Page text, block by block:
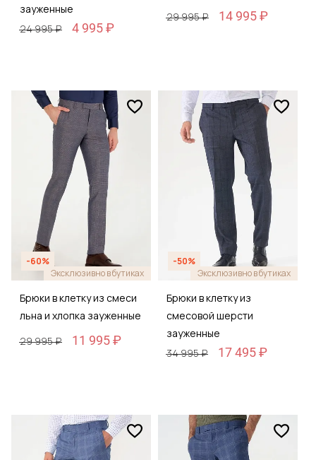
зауженные
24 995 ₽
4 995 ₽
29 995 ₽ 14 995 ₽
-60%
Эксклюзивно в бутиках
Брюки в клетку из смеси
льна и хлопка зауженные
29 995 ₽
11 995 ₽
-50%
Эксклюзивно в бутиках
Брюки в клетку из
смесовой шерсти
зауженные
34 995 ₽
17 495 ₽